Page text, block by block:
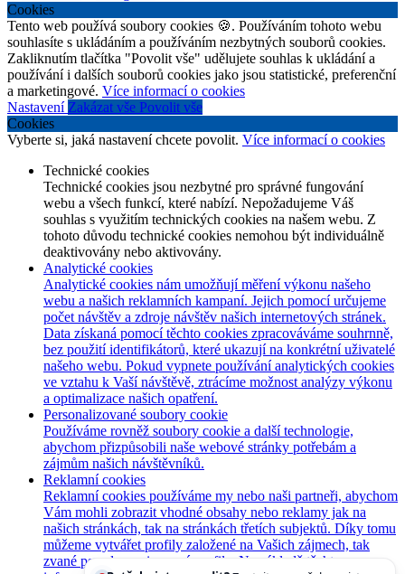
Cookies
Tento web používá soubory cookies 🍪. Používáním tohoto webu
souhlasíte s ukládáním a používáním nezbytných souborů cookies.
Zakliknutím tlačítka "Povolit vše" udělujete souhlas k ukládání a
používání i dalších souborů cookies jako jsou statistické, preferenční
a marketingové. Více informací o cookies
Nastavení Zakázat vše Povolit vše
Cookies
Vyberte si, jaká nastavení chcete povolit. Více informací o cookies
Technické cookies
Technické cookies jsou nezbytné pro správné fungování
webu a všech funkcí, které nabízí. Nepožadujeme Váš
souhlas s využitím technických cookies na našem webu. Z
tohoto důvodu technické cookies nemohou být individuálně
deaktivovány nebo aktivovány.
Analytické cookies
Analytické cookies nám umožňují měření výkonu našeho
webu a našich reklamních kampaní. Jejich pomocí určujeme
počet návštěv a zdroje návštěv našich internetových stránek.
Data získaná pomocí těchto cookies zpracováváme souhrnně,
bez použití identifikátorů, které ukazují na konkrétní uživatelé
našeho webu. Pokud vypnete používání analytických cookies
ve vztahu k Vaší návštěvě, ztrácíme možnost analýzy výkonu
a optimalizace našich opatření.
Personalizované soubory cookie
Používáme rovněž soubory cookie a další technologie,
abychom přizpůsobili naše webové stránky potřebám a
zájmům našich návštěvníků.
Reklamní cookies
Reklamní cookies používáme my nebo naši partneři, abychom
Vám mohli zobrazit vhodné obsahy nebo reklamy jak na
našich stránkách, tak na stránkách třetích subjektů. Díky tomu
můžeme vytvářet profily založené na Vašich zájmech, tak
zvané pseudonymizované profily. Na základě těchto
Potřebujete poradit?
Zeptejte se našeho asistenta